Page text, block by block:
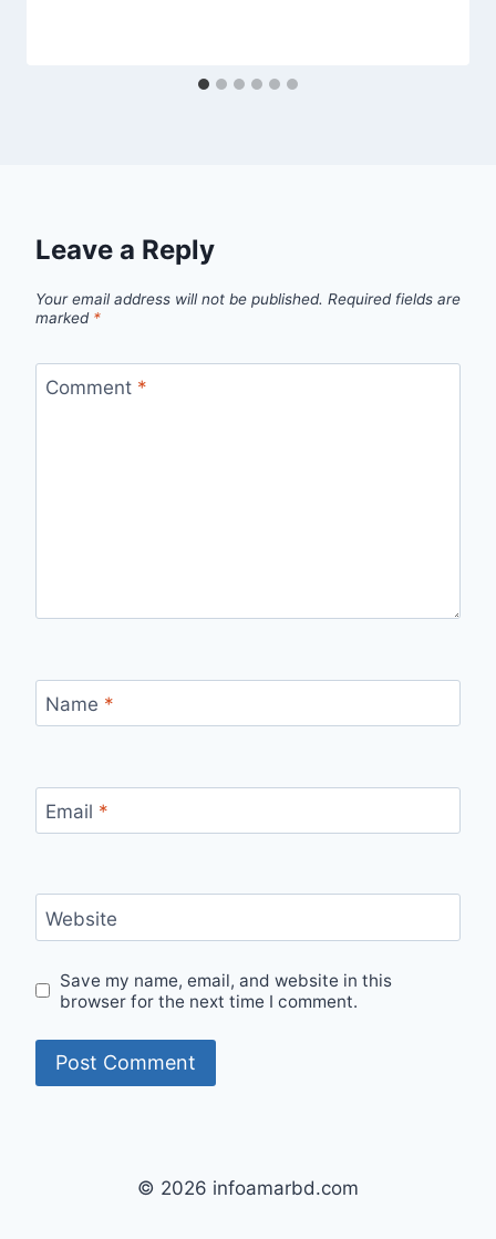
Leave a Reply
Your email address will not be published. Required fields are
marked *
Comment *
Name *
Email *
Website
Save my name, email, and website in this
browser for the next time I comment.
© 2026 infoamarbd.com